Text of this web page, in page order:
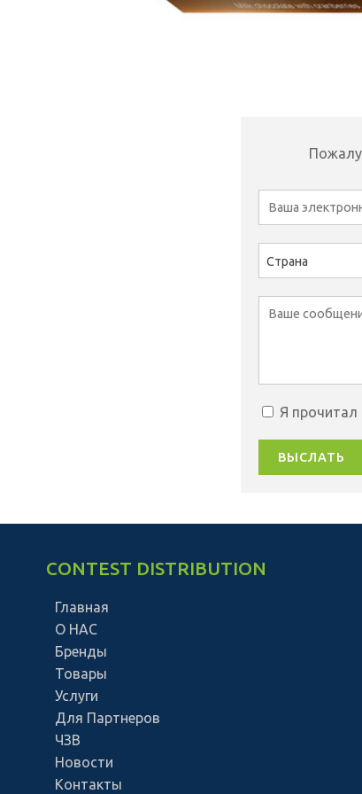
Страна
Я прочитал
ВЫСЛАТЬ
CONTEST DISTRIBUTION
Главная
О НАС
Бренды
Товары
Услуги
Для Партнеров
ЧЗВ
Новости
Контакты